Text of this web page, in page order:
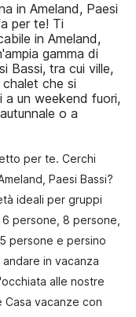
in Ameland, Paesi
per te! Ti
in Ameland,
gamma di
Bassi, tra cui ville,
che si
a un weekend fuori,
o a
per te. Cerchi
Paesi Bassi?
ideali per gruppi
persone, 8 persone,
persone e persino
in vacanza
alle nostre
vacanze con